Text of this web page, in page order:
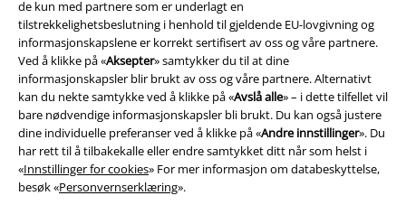
de kun med partnere som er underlagt en
tilstrekkelighetsbeslutning i henhold til gjeldende EU-lovgivning og
informasjonskapslene er korrekt sertifisert av oss og våre partnere.
Ved å klikke på «Aksepter» samtykker du til at dine
informasjonskapsler blir brukt av oss og våre partnere. Alternativt
kan du nekte samtykke ved å klikke på «Avslå alle» – i dette tilfellet vil
bare nødvendige informasjonskapsler bli brukt. Du kan også justere
dine individuelle preferanser ved å klikke på «Andre innstillinger». Du
har rett til å tilbakekalle eller endre samtykket ditt når som helst i
«Innstillinger for cookies» For mer informasjon om databeskyttelse,
besøk «Personvernserklæring».
Vilkår
Impressum
Konfidensialitetserklæring
Avfallshåndtering og miljøbeskyttelse
Samsvarserklæring